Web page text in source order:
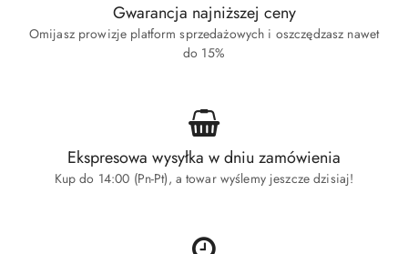
Gwarancja najniższej ceny
Omijasz prowizje platform sprzedażowych i oszczędzasz nawet
do 15%
Ekspresowa wysyłka w dniu zamówienia
Kup do 14:00 (Pn-Pt), a towar wyślemy jeszcze dzisiaj!